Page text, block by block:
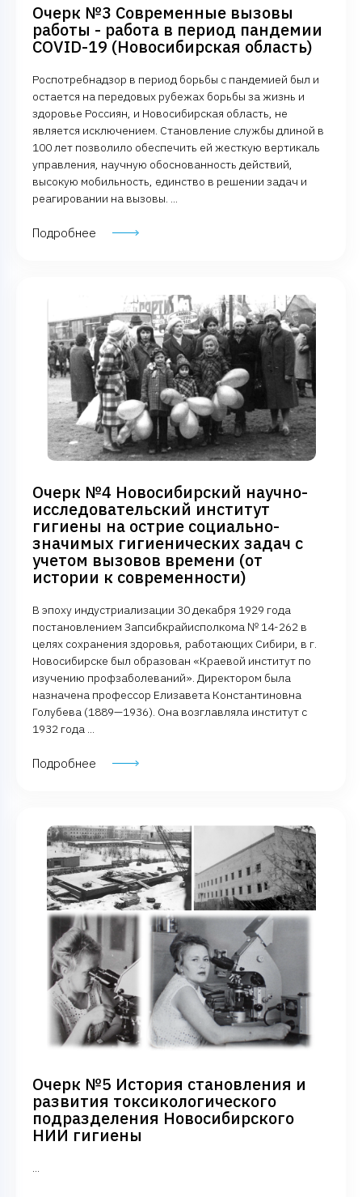
Очерк №3 Современные вызовы
работы - работа в период пандемии
COVID-19 (Новосибирская область)
Роспотребнадзор в период борьбы с пандемией был и
остается на передовых рубежах борьбы за жизнь и
здоровье Россиян, и Новосибирская область, не
является исключением. Становление службы длиной в
100 лет позволило обеспечить ей жесткую вертикаль
управления, научную обоснованность действий,
высокую мобильность, единство в решении задач и
реагировании на вызовы. ...
Подробнее
Очерк №4 Новосибирский научно-
исследовательский институт
гигиены на острие социально-
значимых гигиенических задач с
учетом вызовов времени (от
истории к современности)
В эпоху индустриализации 30 декабря 1929 года
постановлением Запсибкрайисполкома № 14-262 в
целях сохранения здоровья, работающих Сибири, в г.
Новосибирске был образован «Краевой институт по
изучению профзаболеваний». Директором была
назначена профессор Елизавета Константиновна
Голубева (1889—1936). Она возглавляла институт с
1932 года ...
Подробнее
Очерк №5 История становления и
развития токсикологического
подразделения Новосибирского
НИИ гигиены
...